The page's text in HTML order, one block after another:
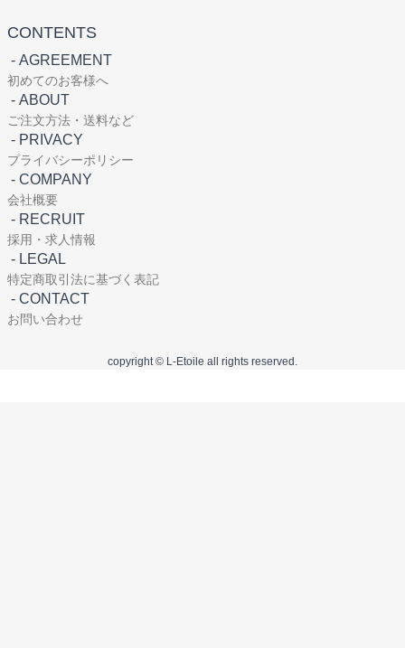
CONTENTS
- AGREEMENT
初めてのお客様へ
- ABOUT
ご注文方法・送料など
- PRIVACY
プライバシーポリシー
- COMPANY
会社概要
- RECRUIT
採用・求人情報
- LEGAL
特定商取引法に基づく表記
- CONTACT
お問い合わせ
copyright © L-Etoile all rights reserved.